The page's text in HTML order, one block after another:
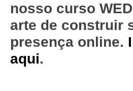
nosso curso
arte de construir
presença online.
aqui.